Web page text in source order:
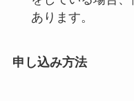
あります。
申し込み方法